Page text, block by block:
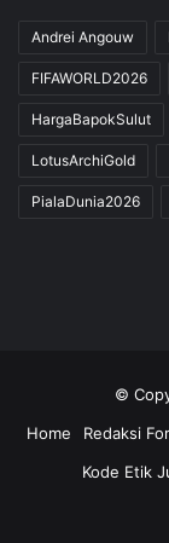
Andrei Angouw
FIFAWORLD2026
HargaBapokSulut
LotusArchiGold
PialaDunia2026
©
Home
Redaksi
Kode Etik